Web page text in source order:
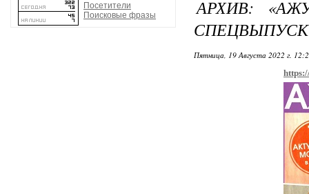
Посетители
Поисковые фразы
АРХИВ:
СПЕЦВЫПУСК
Пятница, 19 Августа 2022 г.